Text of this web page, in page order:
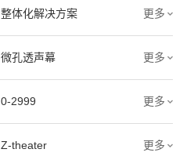
整体化解决方案
投影产品
幕布产品
智能产品
更多
微孔透声幕
高清4K幕布
更多
0-2999
1万-5万
更多
Z-theater 更多